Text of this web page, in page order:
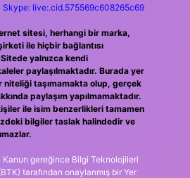
Skype: live:.cid.575569c608265c69
sitesi, herhangi bir marka,
ile hiçbir bağlantısı
yalnızca kendi
paylaşılmaktadır. Burada yer
niteliği taşımamakta olup, gerçek
paylaşım yapılmamaktadır.
ile isim benzerlikleri tamamen
bilgiler taslak halindedir ve
Kanun gereğince Bilgi Teknolojileri
tarafından onaylanmış bir Yer